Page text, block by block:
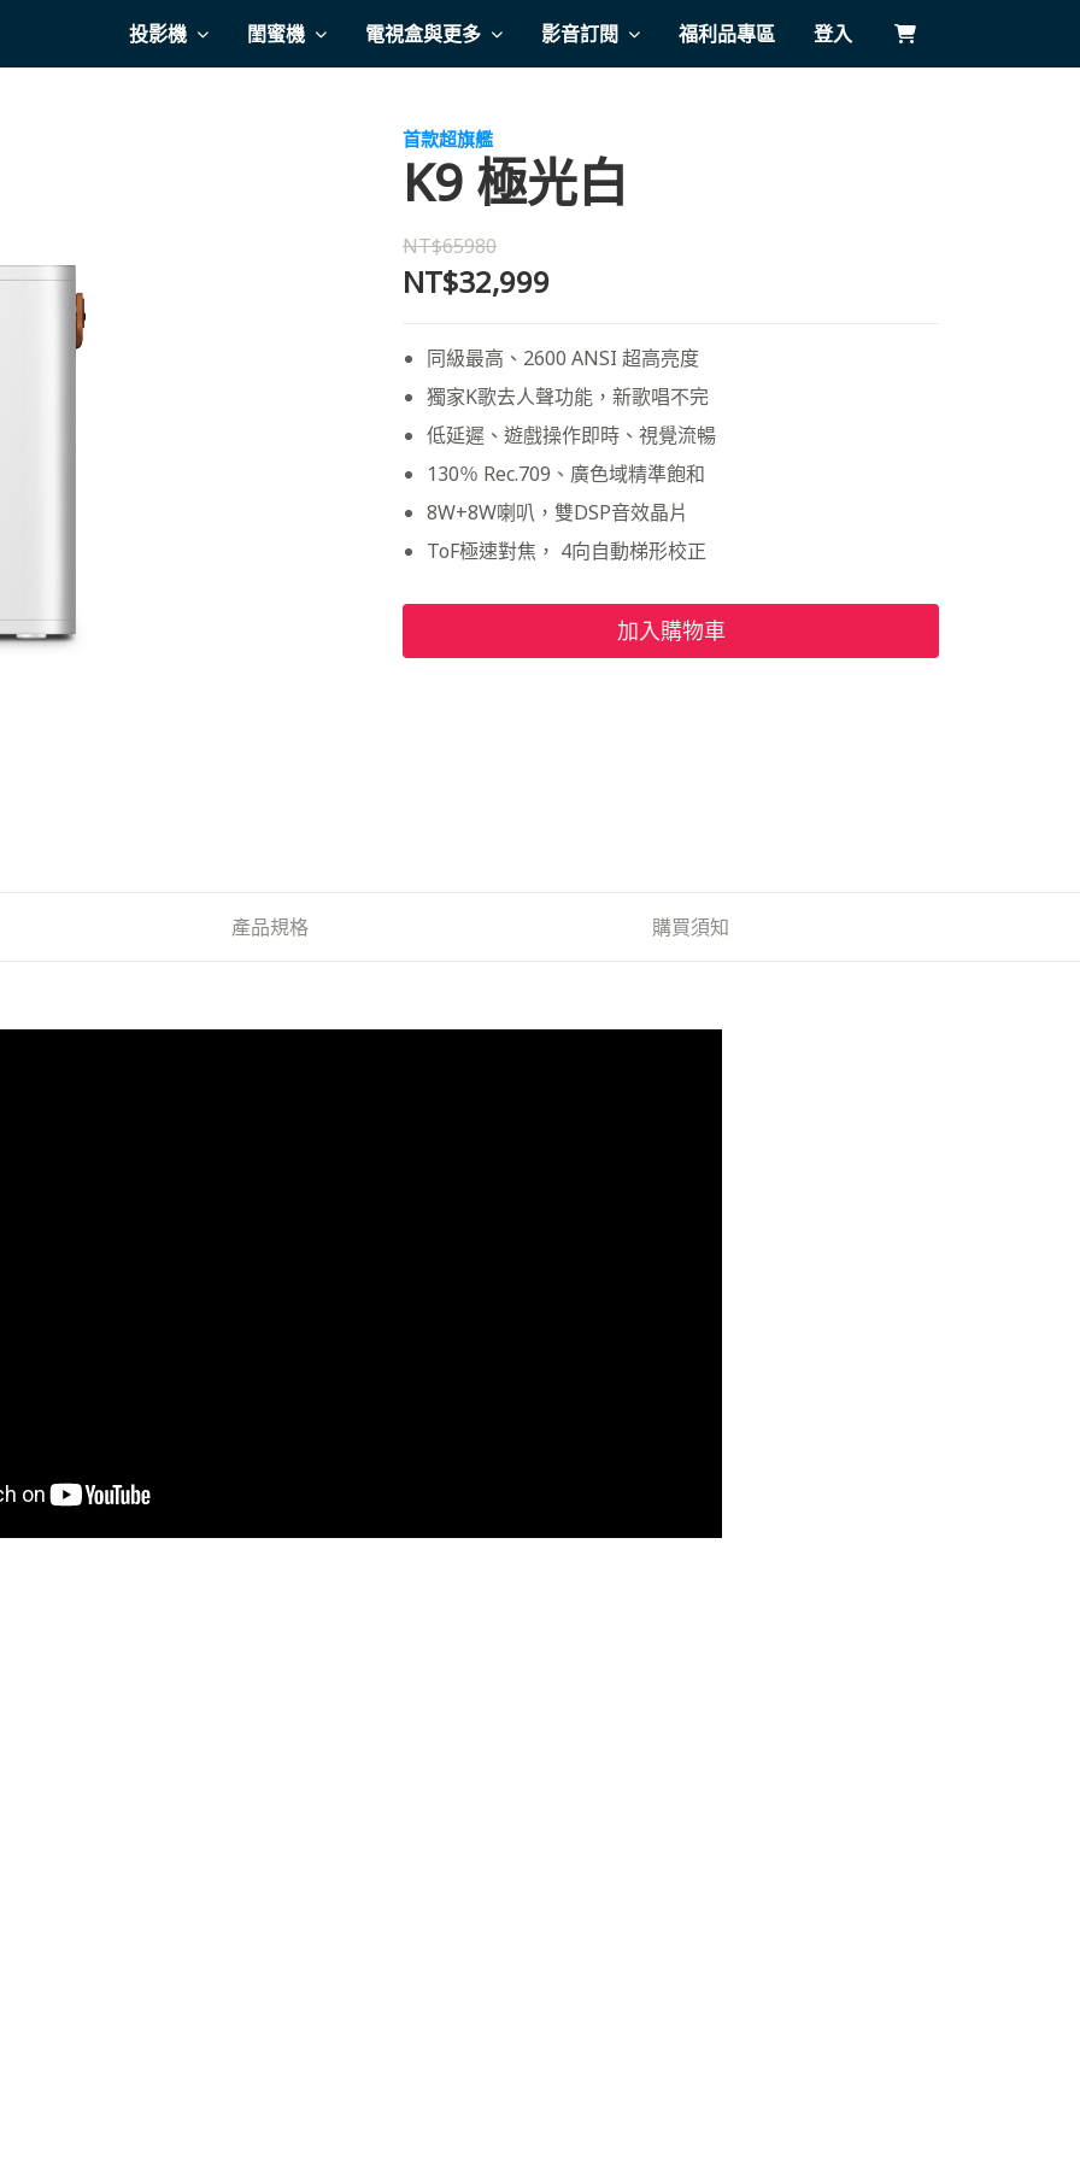
投影機 閨蜜機 電視盒與更多 影音訂閱 福利品專區 登入
首款超旗艦
K9 極光白
NT$65980
NT$32,999
同級最高、2600 ANSI 超高亮度
獨家K歌去人聲功能，新歌唱不完
低延遲、遊戲操作即時、視覺流暢
130％ Rec.709、廣色域精準飽和
8W+8W喇叭，雙DSP音效晶片
ToF極速對焦， 4向自動梯形校正
加入購物車
產品規格 購買須知